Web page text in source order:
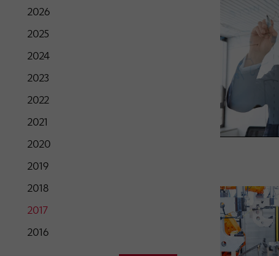
2026
2025
2024
2023
2022
2021
2020
2019
2018
2017
2016